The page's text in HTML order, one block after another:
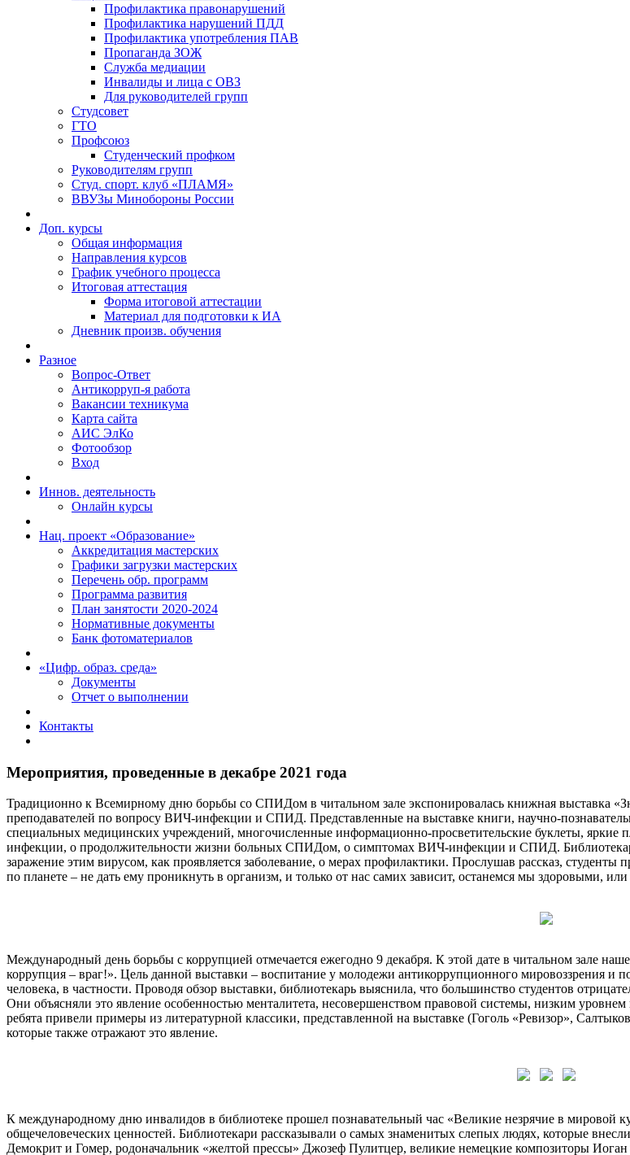
Профилактика правонарушений
Профилактика нарушений ПДД
Профилактика употребления ПАВ
Пропаганда ЗОЖ
Служба медиации
Инвалиды и лица с ОВЗ
Для руководителей групп
Студсовет
ГТО
Профсоюз
Студенческий профком
Руководителям групп
Студ. спорт. клуб «ПЛАМЯ»
ВВУЗы Минобороны России
Доп. курсы
Общая информация
Направления курсов
График учебного процесса
Итоговая аттестация
Форма итоговой аттестации
Материал для подготовки к ИА
Дневник произв. обучения
Разное
Вопрос-Ответ
Антикорруп-я работа
Вакансии техникума
Карта сайта
АИС ЭлКо
Фотообзор
Вход
Иннов. деятельность
Онлайн курсы
Нац. проект «Образование»
Аккредитация мастерских
Графики загрузки мастерских
Перечень обр. программ
Программа развития
План занятости 2020-2024
Нормативные документы
Банк фотоматериалов
«Цифр. образ. среда»
Документы
Отчет о выполнении
Контакты
Мероприятия, проведенные в декабре 2021 года
Традиционно к Всемирному дню борьбы со СПИДом в читальном зале экспонировалась книжная выставка
преподавателей по вопросу ВИЧ-инфекции и СПИД. Представленные на выставке книги, научно-
специальных медицинских учреждений, многочисленные информационно-просветительские буклеты, яркие
инфекции, о продолжительности жизни больных СПИДом, о симптомах ВИЧ-инфекции и СПИД.
заражение этим вирусом, как проявляется заболевание, о мерах профилактики. Прослушав рассказ,
по планете – не дать ему проникнуть в организм, и только от нас самих зависит, останемся мы здоровыми,
Международный день борьбы с коррупцией отмечается ежегодно 9 декабря. К этой дате в читальном зале
коррупция – враг!». Цель данной выставки – воспитание у молодежи антикоррупционного мировоззрения и
человека, в частности. Проводя обзор выставки, библиотекарь выяснила, что большинство студентов
Они объясняли это явление особенностью менталитета, несовершенством правовой системы, низким
ребята привели примеры из литературной классики, представленной на выставке (Гоголь «Ревизор»,
которые также отражают это явление.
К международному дню инвалидов в библиотеке прошел познавательный час «Великие незрячие в мировой
общечеловеческих ценностей. Библиотекари рассказывали о самых знаменитых слепых людях, которые
Демокрит и Гомер, родоначальник «желтой прессы» Джозеф Пулитцер, великие немецкие композиторы Иоган